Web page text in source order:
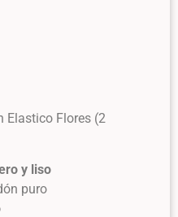
Elastico Flores (2
y liso
puro